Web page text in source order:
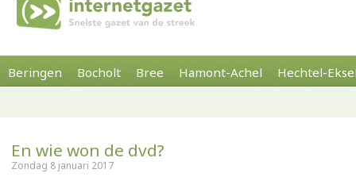
Beringen Bocholt Bree Hamont-Achel Hechtel-
En wie won de dvd?
Zondag 8 januari 2017